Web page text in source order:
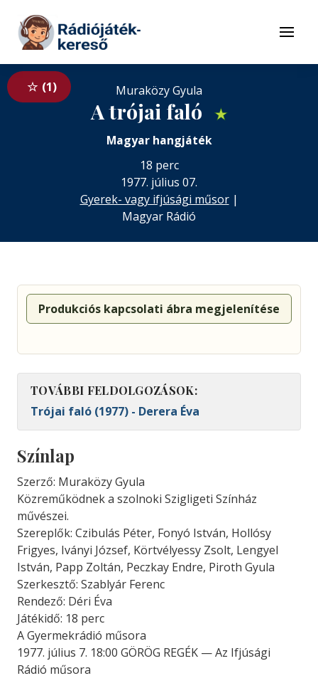
Tovább a tartalomhoz
Menü
1 Muraközy Gyula
A trójai faló ★
Magyar hangjáték
18 perc
1977. július 07.
Gyerek- vagy ifjúsági műsor|
Magyar Rádió
Produkciós kapcsolati ábra megjelenítése
TOVÁBBI FELDOLGOZÁSOK:
Trójai faló (1977) - Derera Éva
Színlap
Szerző: Muraközy Gyula
Közreműködnek a szolnoki Szigligeti Színház
művészei.
Szereplők: Czibulás Péter, Fonyó István, Hollósy
Frigyes, Iványi József, Körtvélyessy Zsolt, Lengyel
István, Papp Zoltán, Peczkay Endre, Piroth Gyula
Szerkesztő: Szablyár Ferenc
Rendező: Déri Éva
Játékidő: 18 perc
A Gyermekrádió műsora
1977. július 7. 18:00 GÖRÖG REGÉK — Az Ifjúsági
Rádió műsora